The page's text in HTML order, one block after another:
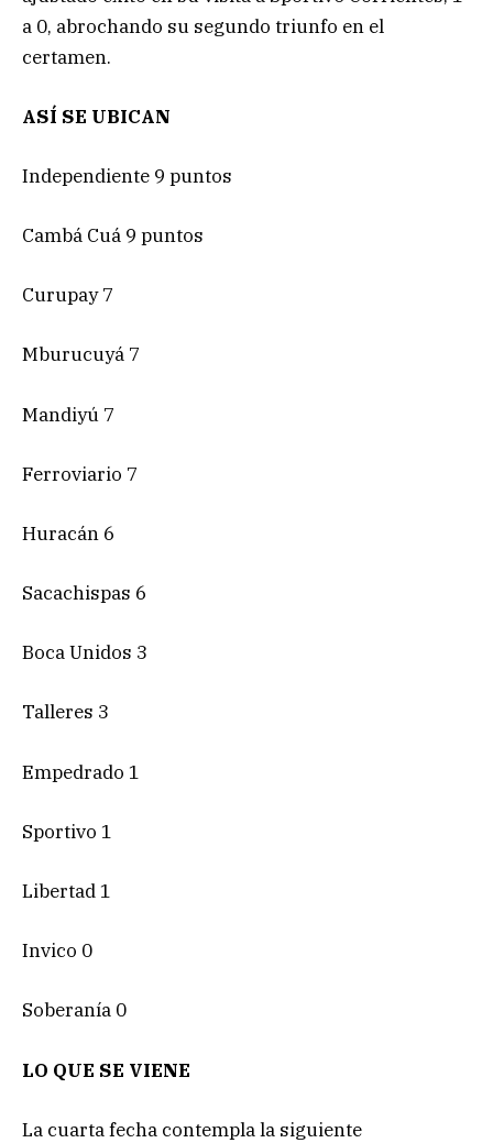
a 0, abrochando su segundo triunfo en el
certamen.
ASÍ SE UBICAN
Independiente 9 puntos
Cambá Cuá 9 puntos
Curupay 7
Mburucuyá 7
Mandiyú 7
Ferroviario 7
Huracán 6
Sacachispas 6
Boca Unidos 3
Talleres 3
Empedrado 1
Sportivo 1
Libertad 1
Invico 0
Soberanía 0
LO QUE SE VIENE
La cuarta fecha contempla la siguiente